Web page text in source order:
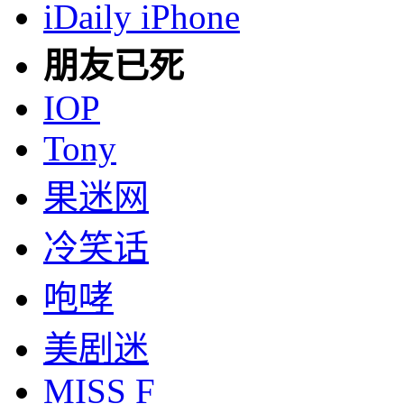
iDaily iPhone
朋友已死
IOP
Tony
果迷网
冷笑话
咆哮
美剧迷
MISS F